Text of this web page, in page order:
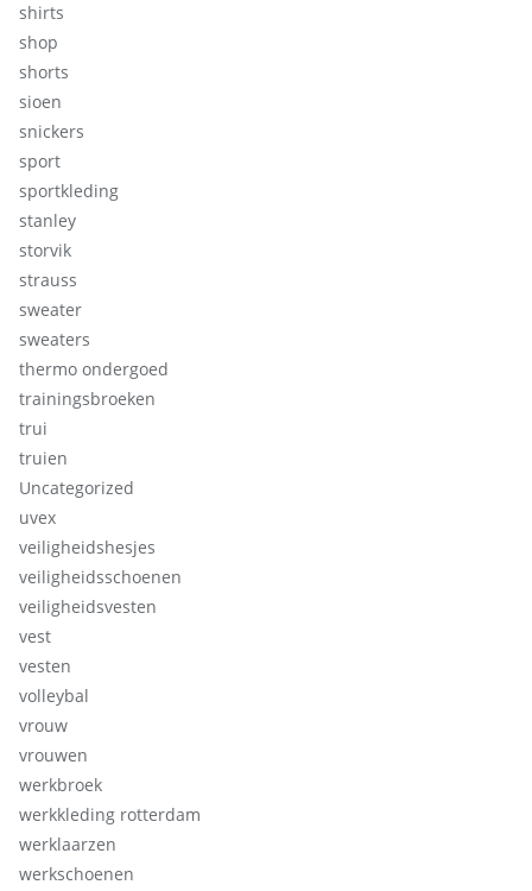
shirts
shop
shorts
sioen
snickers
sport
sportkleding
stanley
storvik
strauss
sweater
sweaters
thermo ondergoed
trainingsbroeken
trui
truien
Uncategorized
uvex
veiligheidshesjes
veiligheidsschoenen
veiligheidsvesten
vest
vesten
volleybal
vrouw
vrouwen
werkbroek
werkkleding rotterdam
werklaarzen
werkschoenen